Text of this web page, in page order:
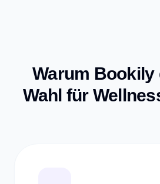
Warum Bookily
Wahl für